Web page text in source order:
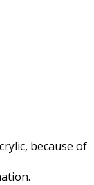
because of